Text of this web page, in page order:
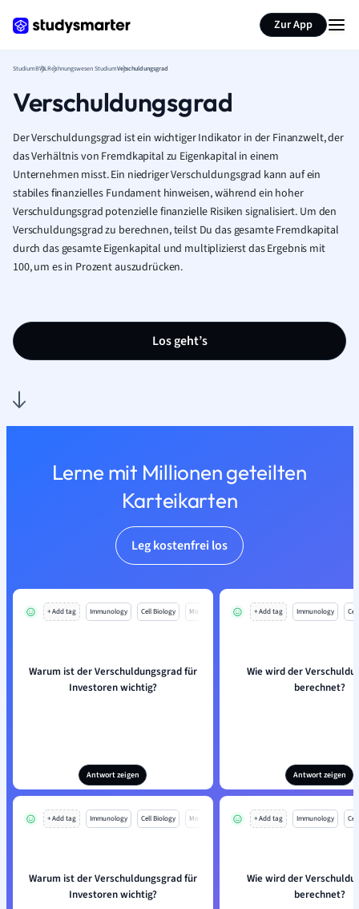
Zur App
StudiumBWLRechnungswesen StudiumVerschuldungsgrad
Verschuldungsgrad
Der Verschuldungsgrad ist ein wichtiger Indikator in der Finanzwelt, der
das Verhältnis von Fremdkapital zu Eigenkapital in einem
Unternehmen misst. Ein niedriger Verschuldungsgrad kann auf ein
stabiles finanzielles Fundament hinweisen, während ein hoher
Verschuldungsgrad potenzielle finanzielle Risiken signalisiert. Um den
Verschuldungsgrad zu berechnen, teilst Du das gesamte Fremdkapital
durch das gesamte Eigenkapital und multiplizierst das Ergebnis mit
100, um es in Prozent auszudrücken.
Los geht’s
Lerne mit Millionen geteilten
Karteikarten
Leg kostenfrei los
+ Add tag Immunology Cell Biology Mo
Warum ist der Verschuldungsgrad für
Investoren wichtig?
Antwort zeigen
+ Add tag Immunology
Wie wird der
berechnet?
Antwort zeigen
+ Add tag Immunology Cell Biology Mo
Warum ist der Verschuldungsgrad für
Investoren wichtig?
+ Add tag Immunology
Wie wird der
berechnet?